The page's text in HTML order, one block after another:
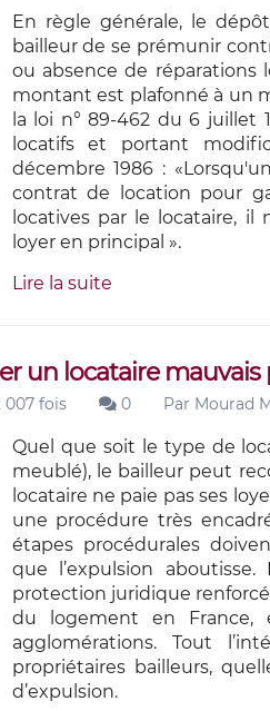
En règle générale, le
bailleur de se prémunir
ou absence de réparations
montant est plafonné à un
la loi n° 89-462 du 6 juillet
locatifs et portant
décembre 1986 :
contrat de location pour
locatives par le locataire,
loyer en principal ».
Lire la suite
un locataire mauvais
007 fois 0 Par Mourad
Quel que soit le type de
meublé), le bailleur peut
locataire ne paie pas ses
une procédure très
étapes procédurales
que l’expulsion
protection juridique
du logement en France,
agglomérations. Tout
propriétaires bailleurs,
d’expulsion.